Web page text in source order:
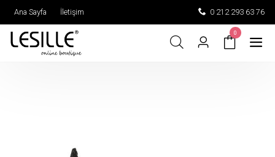
Ana Sayfa İletişim 0 212 293 63 76
0